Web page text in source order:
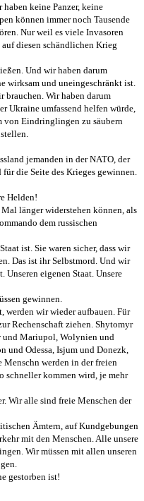
keine Panzer, keine
können immer noch Tausende
Nur weil es viele Invasoren
diesen schändlichen Krieg
Und wir haben darum
wirksam und uneingeschränkt ist.
brauchen. Wir haben darum
Ukraine umfassend helfen würde,
von Eindringlingen zu säubern
jemanden in der NATO, der
die Seite des Krieges gewinnen.
Helden!
länger widerstehen können, als
dem russischen
ist. Sie waren sicher, dass wir
Das ist ihr Selbstmord. Und wir
Unseren eigenen Staat. Unsere
gewinnen.
werden wir wieder aufbauen. Für
Rechenschaft ziehen. Shytomyr
und Mariupol, Wolynien und
Odessa, Isjum und Donezk,
werden in der freien
schneller kommen wird, je mehr
Wir alle sind freie Menschen der
Ämtern, auf Kundgebungen
mit den Menschen. Alle unsere
Wir müssen mit allen unseren
gestorben ist!